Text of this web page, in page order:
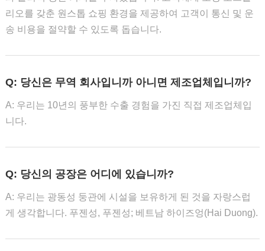
리오를 갖춘 원스톱 쇼핑 환경을 제공하여 고객이 통신 및 운
송 비용을 절약할 수 있도록 돕습니다.
Q: 당신은 무역 회사입니까 아니면 제조업체입니까?
A: 우리는 10년의 풍부한 수출 경험을 가진 직접 제조업체입
니다.
Q: 당신의 공장은 어디에 있습니까?
A: 우리는 광동성 둥관에 시설을 보유하게 된 것을 자랑스럽
게 생각합니다. 푸젠성, 푸젠성; 베트남 하이즈엉(Hai Duong).